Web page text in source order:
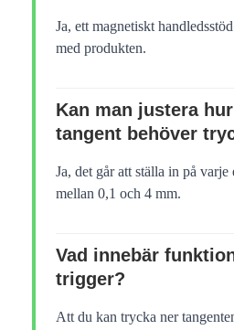
Ja, ett magnetiskt
med produkten.
Kan man justera
tangent behöver
Ja, det går att ställa in på
mellan 0,1 och 4 mm.
Vad innebär
trigger?
Att du kan trycka ner